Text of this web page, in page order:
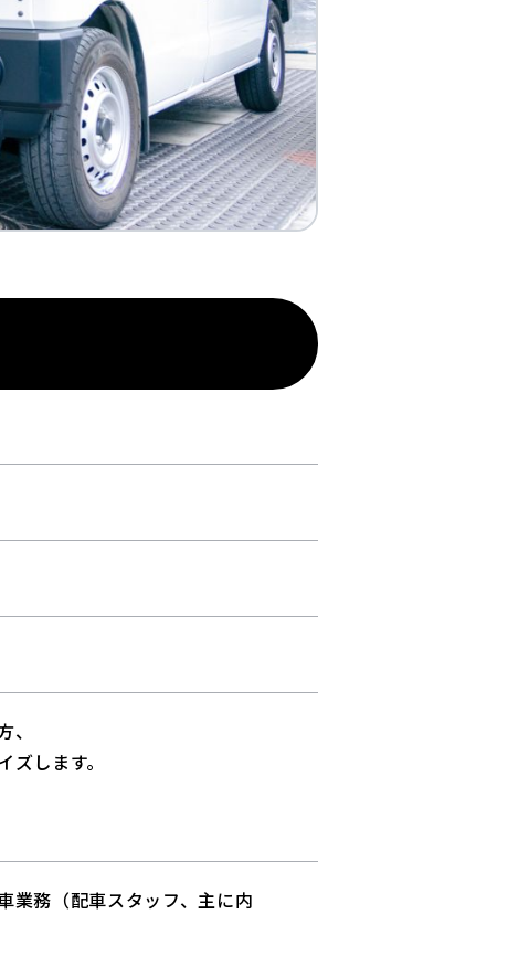
します。
業務（配車スタッフ、主に内